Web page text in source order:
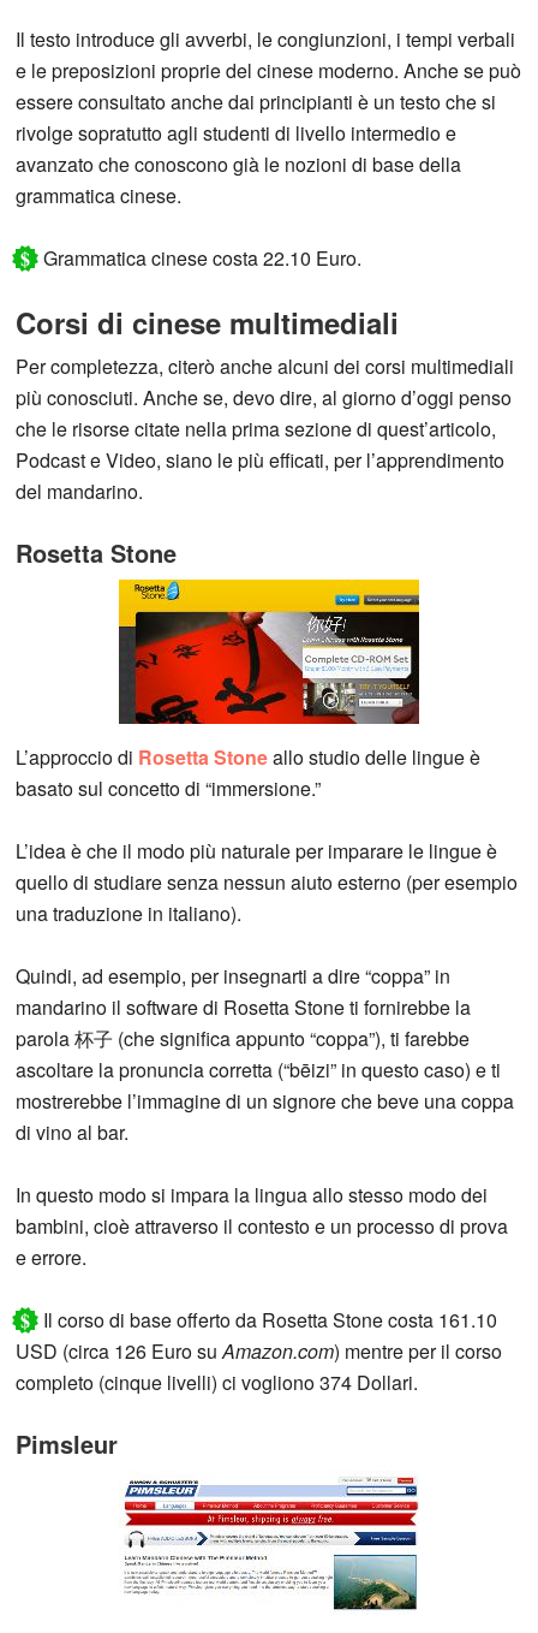
Il testo introduce gli avverbi, le congiunzioni, i tempi verbali
e le preposizioni proprie del cinese moderno. Anche se può
essere consultato anche dai principianti è un testo che si
rivolge sopratutto agli studenti di livello intermedio e
avanzato che conoscono già le nozioni di base della
grammatica cinese.
$ Grammatica cinese costa 22.10 Euro.
Corsi di cinese multimediali
Per completezza, citerò anche alcuni dei corsi multimediali
più conosciuti. Anche se, devo dire, al giorno d’oggi penso
che le risorse citate nella prima sezione di quest’articolo,
Podcast e Video, siano le più efficati, per l’apprendimento
del mandarino.
Rosetta Stone
L’approccio di Rosetta Stoneallo studio delle lingue è
basato sul concetto di “immersione.”
L’idea è che il modo più naturale per imparare le lingue è
quello di studiare senza nessun aiuto esterno (per esempio
una traduzione in italiano).
Quindi, ad esempio, per insegnarti a dire “coppa” in
mandarino il software di Rosetta Stone ti fornirebbe la
parola 杯子 (che significa appunto “coppa”), ti farebbe
ascoltare la pronuncia corretta (“bēizi” in questo caso) e ti
mostrerebbe l’immagine di un signore che beve una coppa
di vino al bar.
In questo modo si impara la lingua allo stesso modo dei
bambini, cioè attraverso il contesto e un processo di prova
e errore.
$ Il corso di base offerto da Rosetta Stone costa 161.10
USD (circa 126 Euro suAmazon.com) mentre per il corso
completo (cinque livelli) ci vogliono 374 Dollari.
Pimsleur